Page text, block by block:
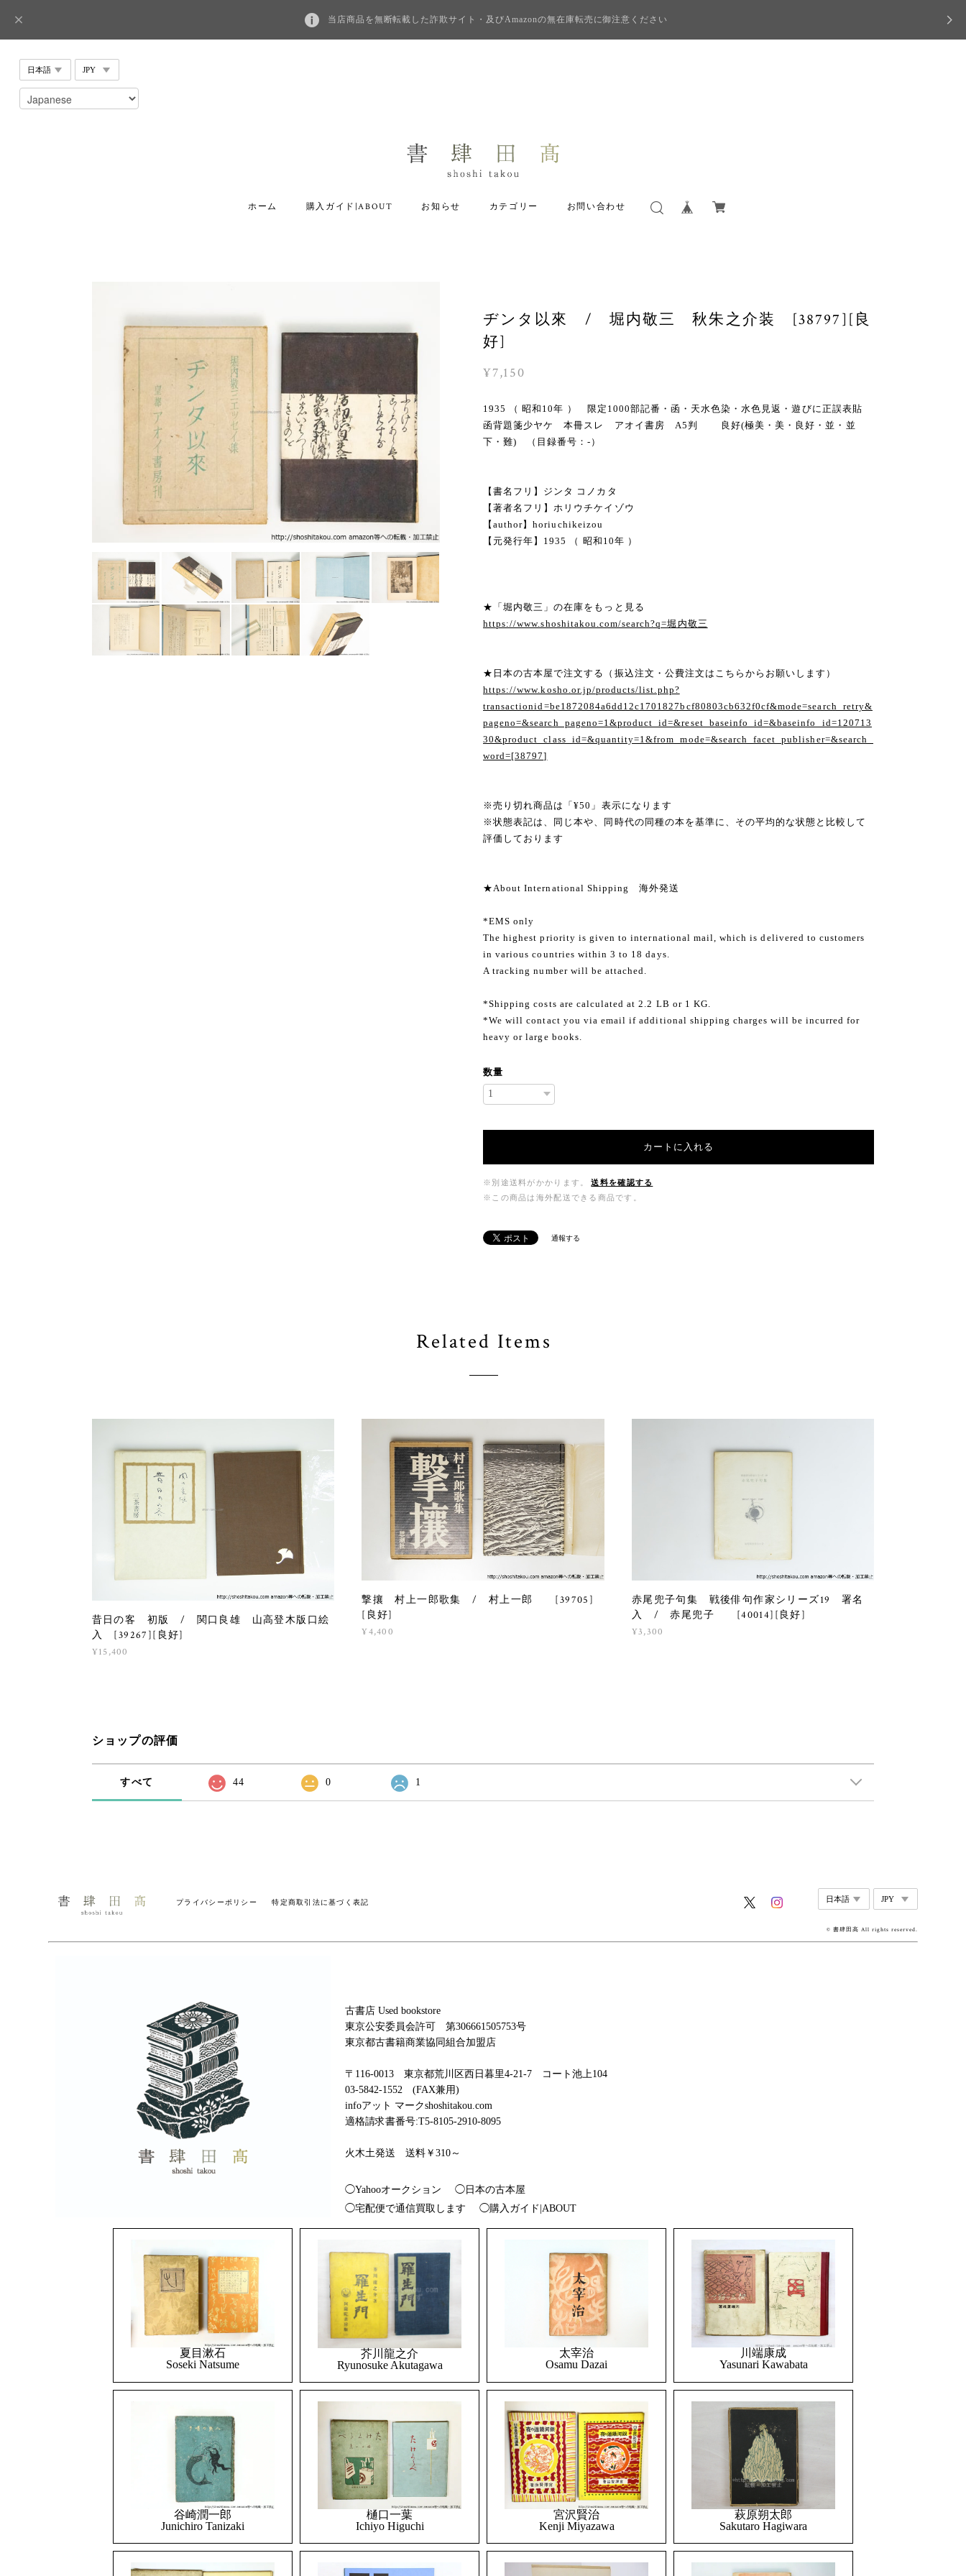
当店商品を無断転載した詐欺サイト・及びAmazonの無在庫転売に御注意ください
ホーム 購入ガイド|ABOUT お知らせ カテゴリー お問い合わせ
ヂンタ以來 / 堀内敬三 秋朱之介装 [38797][良
好]
¥7,150
1935 （ 昭和10年 ） 限定1000部記番・函・天水色染・水色見返・遊びに正誤表貼
函背題箋少ヤケ 本冊スレ アオイ書房 A5判 良好(極美・美・良好・並・並
下・難) （目録番号：-）
【書名フリ】ジンタ コノカタ
【著者名フリ】ホリウチケイゾウ
【author】horiuchikeizou
【元発行年】1935 （ 昭和10年 ）
★「堀内敬三」の在庫をもっと見る
https://www.shoshitakou.com/search?q=堀内敬三
★日本の古本屋で注文する（振込注文・公費注文はこちらからお願いします）
https://www.kosho.or.jp/products/list.php?
transactionid=be1872084a6dd12c1701827bcf80803cb632f0cf&mode=search_retry&
pageno=&search_pageno=1&product_id=&reset_baseinfo_id=&baseinfo_id=120713
30&product_class_id=&quantity=1&from_mode=&search_facet_publisher=&search_
word=[38797]
※売り切れ商品は「¥50」表示になります
※状態表記は、同じ本や、同時代の同種の本を基準に、その平均的な状態と比較して
評価しております
★About International Shipping 海外発送
*EMS only
The highest priority is given to international mail, which is delivered to customers
in various countries within 3 to 18 days.
A tracking number will be attached.
*Shipping costs are calculated at 2.2 LB or 1 KG.
*We will contact you via email if additional shipping charges will be incurred for
heavy or large books.
数量
カートに入れる
※別途送料がかかります。
送料を確認する
※この商品は海外配送できる商品です。
通報する
Related Items
昔日の客 初版 / 関口良雄 山高登木版口絵
入 [39267][良好]
¥15,400
撃攘 村上一郎歌集 / 村上一郎 [39705]
[良好]
¥4,400
赤尾兜子句集 戦後俳句作家シリーズ19 署名
入 / 赤尾兜子 [40014][良好]
¥3,300
ショップの評価
すべて 44 0 1
プライバシーポリシー 特定商取引法に基づく表記
© 書肆田高 All rights reserved.
古書店 Used bookstore
東京公安委員会許可 第306661505753号
東京都古書籍商業協同組合加盟店
〒116-0013 東京都荒川区西日暮里4-21-7 コート池上104
03-5842-1552 (FAX兼用)
infoアット マークshoshitakou.com
適格請求書番号:T5-8105-2910-8095
火木土発送 送料￥310～
◯Yahooオークション
◯日本の古本屋
◯宅配便で通信買取します
◯購入ガイド|ABOUT
夏目漱石
Soseki Natsume
芥川龍之介
Ryunosuke Akutagawa
太宰治
Osamu Dazai
川端康成
Yasunari Kawabata
谷崎潤一郎
Junichiro Tanizaki
樋口一葉
Ichiyo Higuchi
宮沢賢治
Kenji Miyazawa
萩原朔太郎
Sakutaro Hagiwara